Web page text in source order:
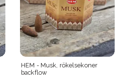
HEM - Musk, rökelsekoner
backflow